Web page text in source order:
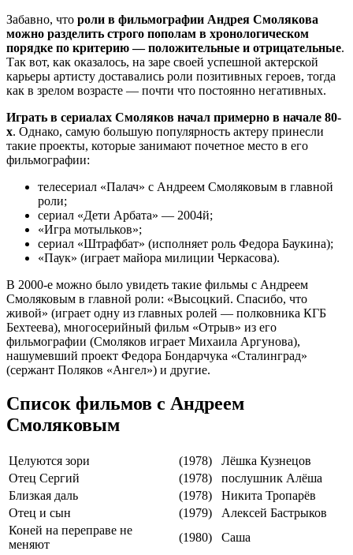
Забавно, что роли в фильмографии Андрея Смолякова
можно разделить строго пополам в хронологическом
порядке по критерию — положительные и отрицательные.
Так вот, как оказалось, на заре своей успешной актерской
карьеры артисту доставались роли позитивных героев, тогда
как в зрелом возрасте — почти что постоянно негативных.
Играть в сериалах Смоляков начал примерно в начале 80-
х. Однако, самую большую популярность актеру принесли
такие проекты, которые занимают почетное место в его
фильмографии:
телесериал «Палач» с Андреем Смоляковым в главной
роли;
сериал «Дети Арбата» — 2004й;
«Игра мотыльков»;
сериал «Штрафбат» (исполняет роль Федора Баукина);
«Паук» (играет майора милиции Черкасова).
В 2000-е можно было увидеть такие фильмы с Андреем
Смоляковым в главной роли: «Высоцкий. Спасибо, что
живой» (играет одну из главных ролей — полковника КГБ
Бехтеева), многосерийный фильм «Отрыв» из его
фильмографии (Смоляков играет Михаила Аргунова),
нашумевший проект Федора Бондарчука «Сталинград»
(сержант Поляков «Ангел») и другие.
Список фильмов с Андреем
Смоляковым
Целуются зори (1978)
Лёшка Кузнецов
Отец Сергий
(1978)
послушник Алёша
Близкая даль
(1978)
Никита Тропарёв
Отец и сын
(1979)
Алексей Бастрыков
Коней на переправе не
меняют
(1980)
Саша